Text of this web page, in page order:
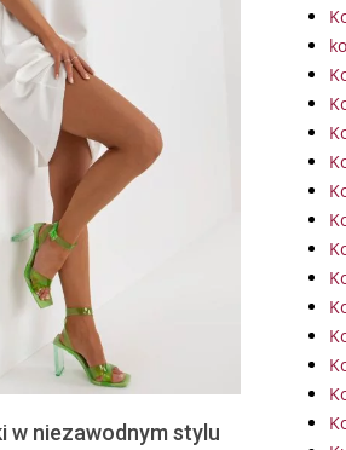
w niezawodnym stylu